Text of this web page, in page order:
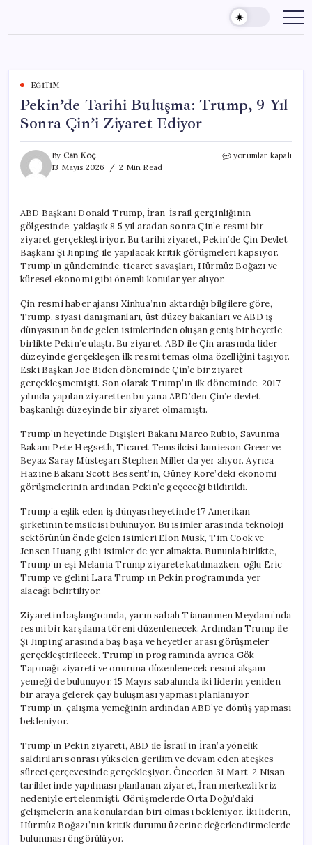
content
EĞITIM
Pekin’de Tarihi Buluşma: Trump, 9 Yıl
Sonra Çin’i Ziyaret Ediyor
By Can Koç
13 Mayıs 2026
2 Min Read
Pekin’de
Yıl
Sonra
Çin’i
Ziyaret
Ediyor
yorumlar kapalı
ABD Başkanı Donald Trump, İran-İsrail gerginliğinin
gölgesinde, yaklaşık 8,5 yıl aradan sonra Çin’e resmi bir
ziyaret gerçekleştiriyor. Bu tarihi ziyaret, Pekin’de Çin Devlet
Başkanı Şi Jinping ile yapılacak kritik görüşmeleri kapsıyor.
Trump’ın gündeminde, ticaret savaşları, Hürmüz Boğazı ve
küresel ekonomi gibi önemli konular yer alıyor.
Çin resmi haber ajansı Xinhua’nın aktardığı bilgilere göre,
Trump, siyasi danışmanları, üst düzey bakanları ve ABD iş
dünyasının önde gelen isimlerinden oluşan geniş bir heyetle
birlikte Pekin’e ulaştı. Bu ziyaret, ABD ile Çin arasında lider
düzeyinde gerçekleşen ilk resmi temas olma özelliğini taşıyor.
Eski Başkan Joe Biden döneminde Çin’e bir ziyaret
gerçekleşmemişti. Son olarak Trump’ın ilk döneminde, 2017
yılında yapılan ziyaretten bu yana ABD’den Çin’e devlet
başkanlığı düzeyinde bir ziyaret olmamıştı.
Trump’ın heyetinde Dışişleri Bakanı Marco Rubio, Savunma
Bakanı Pete Hegseth, Ticaret Temsilcisi Jamieson Greer ve
Beyaz Saray Müsteşarı Stephen Miller da yer alıyor. Ayrıca
Hazine Bakanı Scott Bessent’in, Güney Kore’deki ekonomi
görüşmelerinin ardından Pekin’e geçeceği bildirildi.
Trump’a eşlik eden iş dünyası heyetinde 17 Amerikan
şirketinin temsilcisi bulunuyor. Bu isimler arasında teknoloji
sektörünün önde gelen isimleri Elon Musk, Tim Cook ve
Jensen Huang gibi isimler de yer almakta. Bununla birlikte,
Trump’ın eşi Melania Trump ziyarete katılmazken, oğlu Eric
Trump ve gelini Lara Trump’ın Pekin programında yer
alacağı belirtiliyor.
Ziyaretin başlangıcında, yarın sabah Tiananmen Meydanı’nda
resmi bir karşılama töreni düzenlenecek. Ardından Trump ile
Şi Jinping arasında baş başa ve heyetler arası görüşmeler
gerçekleştirilecek. Trump’ın programında ayrıca Gök
Tapınağı ziyareti ve onuruna düzenlenecek resmi akşam
yemeği de bulunuyor. 15 Mayıs sabahında iki liderin yeniden
bir araya gelerek çay buluşması yapması planlanıyor.
Trump’ın, çalışma yemeğinin ardından ABD’ye dönüş yapması
bekleniyor.
Trump’ın Pekin ziyareti, ABD ile İsrail’in İran’a yönelik
saldırıları sonrası yükselen gerilim ve devam eden ateşkes
süreci çerçevesinde gerçekleşiyor. Önceden 31 Mart-2 Nisan
tarihlerinde yapılması planlanan ziyaret, İran merkezli kriz
nedeniyle ertelenmişti. Görüşmelerde Orta Doğu’daki
gelişmelerin ana konulardan biri olması bekleniyor. İki liderin,
Hürmüz Boğazı’nın kritik durumu üzerine değerlendirmelerde
bulunması öngörülüyor.